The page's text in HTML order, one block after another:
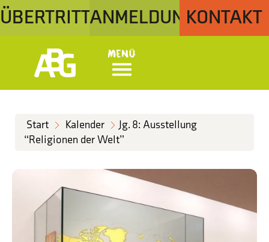
ÜBERTRITTANMELDUNGKONTAKT
Menü
Start Kalender
Jg. 8: Ausstellung
“Religionen der Welt”